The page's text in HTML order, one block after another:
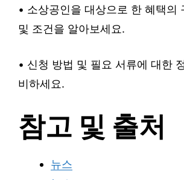
• 소상공인을 대상으로 한 혜택의
및 조건을 알아보세요.
• 신청 방법 및 필요 서류에 대한
비하세요.
참고 및 출처
뉴스